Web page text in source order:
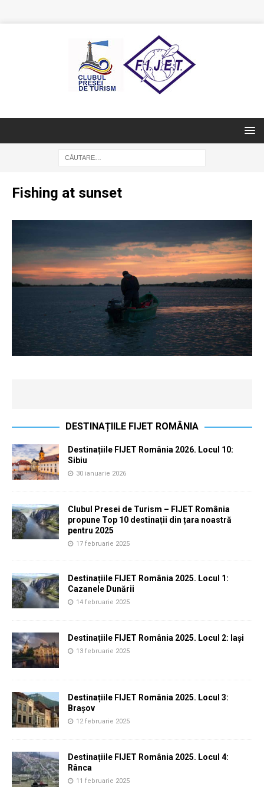
Fishing at sunset
DESTINAȚIILE FIJET ROMÂNIA
Destinațiile FIJET România 2026. Locul 10:
Sibiu
30 ianuarie 2026
Clubul Presei de Turism – FIJET România
propune Top 10 destinații din țara noastră
pentru 2025
17 februarie 2025
Destinațiile FIJET România 2025. Locul 1:
Cazanele Dunării
14 februarie 2025
Destinațiile FIJET România 2025. Locul 2: Iași
13 februarie 2025
Destinațiile FIJET România 2025. Locul 3:
Brașov
12 februarie 2025
Destinațiile FIJET România 2025. Locul 4:
Rânca
11 februarie 2025